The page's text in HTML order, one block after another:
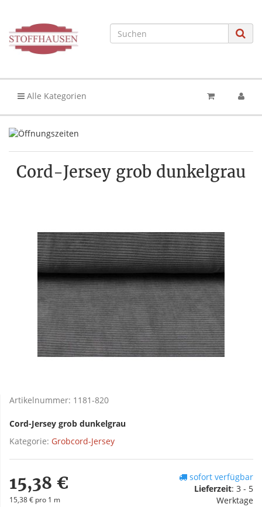
Alle Kategorien
Cord-Jersey grob dunkelgrau
Artikelnummer: 1181-820
Cord-Jersey grob dunkelgrau
Kategorie: Grobcord-Jersey
15,38 €
15,38 € pro 1 m
sofort verfügbar
Lieferzeit: 3 - 5
Werktage